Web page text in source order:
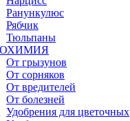
Ранункулюс
Рябчик
Тюльпаны
От грызунов
От сорняков
От вредителей
От болезней
Удобрения для цветочных